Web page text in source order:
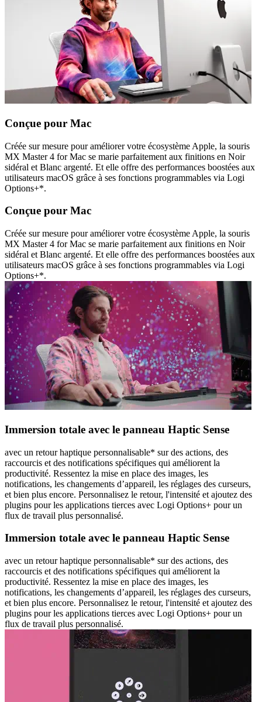
Conçue pour Mac
Créée sur mesure pour améliorer votre écosystème Apple, la souris
MX Master 4 for Mac se marie parfaitement aux finitions en Noir
sidéral et Blanc argenté. Et elle offre des performances boostées aux
utilisateurs macOS grâce à ses fonctions programmables via Logi
Options+*.
Conçue pour Mac
Créée sur mesure pour améliorer votre écosystème Apple, la souris
MX Master 4 for Mac se marie parfaitement aux finitions en Noir
sidéral et Blanc argenté. Et elle offre des performances boostées aux
utilisateurs macOS grâce à ses fonctions programmables via Logi
Options+*.
Immersion totale avec le panneau Haptic Sense
avec un retour haptique personnalisable* sur des actions, des
raccourcis et des notifications spécifiques qui améliorent la
productivité. Ressentez la mise en place des images, les
notifications, les changements d’appareil, les réglages des curseurs,
et bien plus encore. Personnalisez le retour, l'intensité et ajoutez des
plugins pour les applications tierces avec Logi Options+ pour un
flux de travail plus personnalisé.
Immersion totale avec le panneau Haptic Sense
avec un retour haptique personnalisable* sur des actions, des
raccourcis et des notifications spécifiques qui améliorent la
productivité. Ressentez la mise en place des images, les
notifications, les changements d’appareil, les réglages des curseurs,
et bien plus encore. Personnalisez le retour, l'intensité et ajoutez des
plugins pour les applications tierces avec Logi Options+ pour un
flux de travail plus personnalisé.